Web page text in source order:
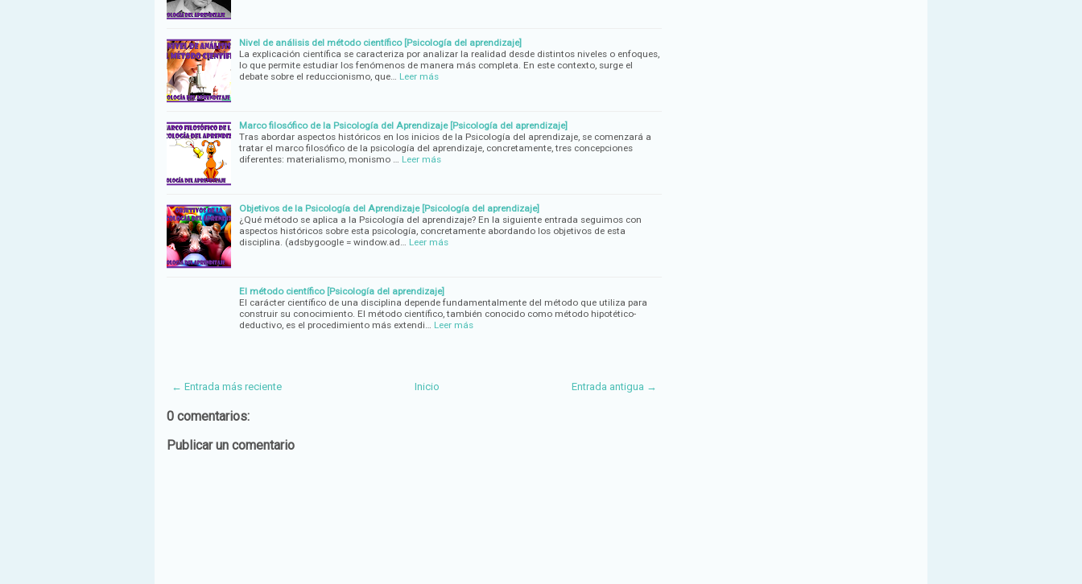
Nivel de análisis del método científico [Psicología del aprendizaje]
La explicación científica se caracteriza por analizar la realidad desde distintos niveles o enfoques,
lo que permite estudiar los fenómenos de manera más completa. En este contexto, surge el
debate sobre el reduccionismo, que…
Leer más
Marco filosófico de la Psicología del Aprendizaje [Psicología del aprendizaje]
Tras abordar aspectos históricos en los inicios de la Psicología del aprendizaje, se comenzará a
tratar el marco filosófico de la psicología del aprendizaje, concretamente, tres concepciones
diferentes: materialismo, monismo …
Leer más
Objetivos de la Psicología del Aprendizaje [Psicología del aprendizaje]
¿Qué método se aplica a la Psicología del aprendizaje? En la siguiente entrada seguimos con
aspectos históricos sobre esta psicología, concretamente abordando los objetivos de esta
disciplina. (adsbygoogle = window.ad…
Leer más
El método científico [Psicología del aprendizaje]
El carácter científico de una disciplina depende fundamentalmente del método que utiliza para
construir su conocimiento. El método científico, también conocido como método hipotético-
deductivo, es el procedimiento más extendi…
Leer más
← Entrada más reciente Entrada antigua →
Inicio
0 comentarios:
Publicar un comentario